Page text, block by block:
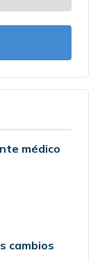
médico
cambios